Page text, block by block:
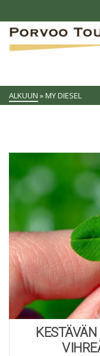
ALKUUN »MY DIESEL